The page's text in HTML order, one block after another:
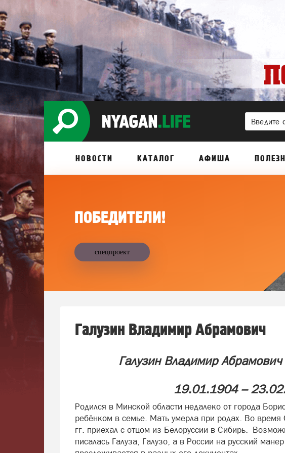
НОВОСТИ КАТАЛОГ АФИША
ПОБЕДИТЕЛИ!
спецпроект
Галузин Владимир Абрамович
Галузин Владимир Абрамович
19.01.1904 –
Родился в Минской области недалеко от города
ребёнком в семье. Мать умерла при родах. Во
гг. приехал с отцом из Белоруссии в Сибирь.
писалась Галуза, Галузо, а в России на русский